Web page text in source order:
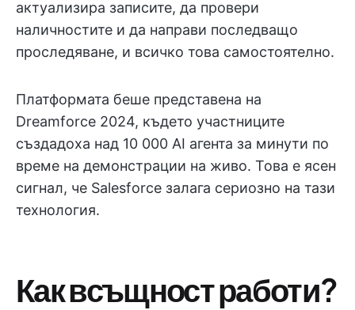
актуализира записите, да провери
наличностите и да направи последващо
проследяване, и всичко това самостоятелно.
Платформата беше представена на
Dreamforce 2024, където участниците
създадоха над 10 000 AI агента за минути по
време на демонстрации на живо. Това е ясен
сигнал, че Salesforce залага сериозно на тази
технология.
Как всъщност работи?